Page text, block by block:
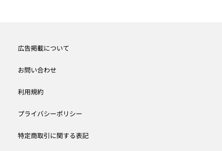
広告掲載について
お問い合わせ
利用規約
プライバシーポリシー
特定商取引に関する表記